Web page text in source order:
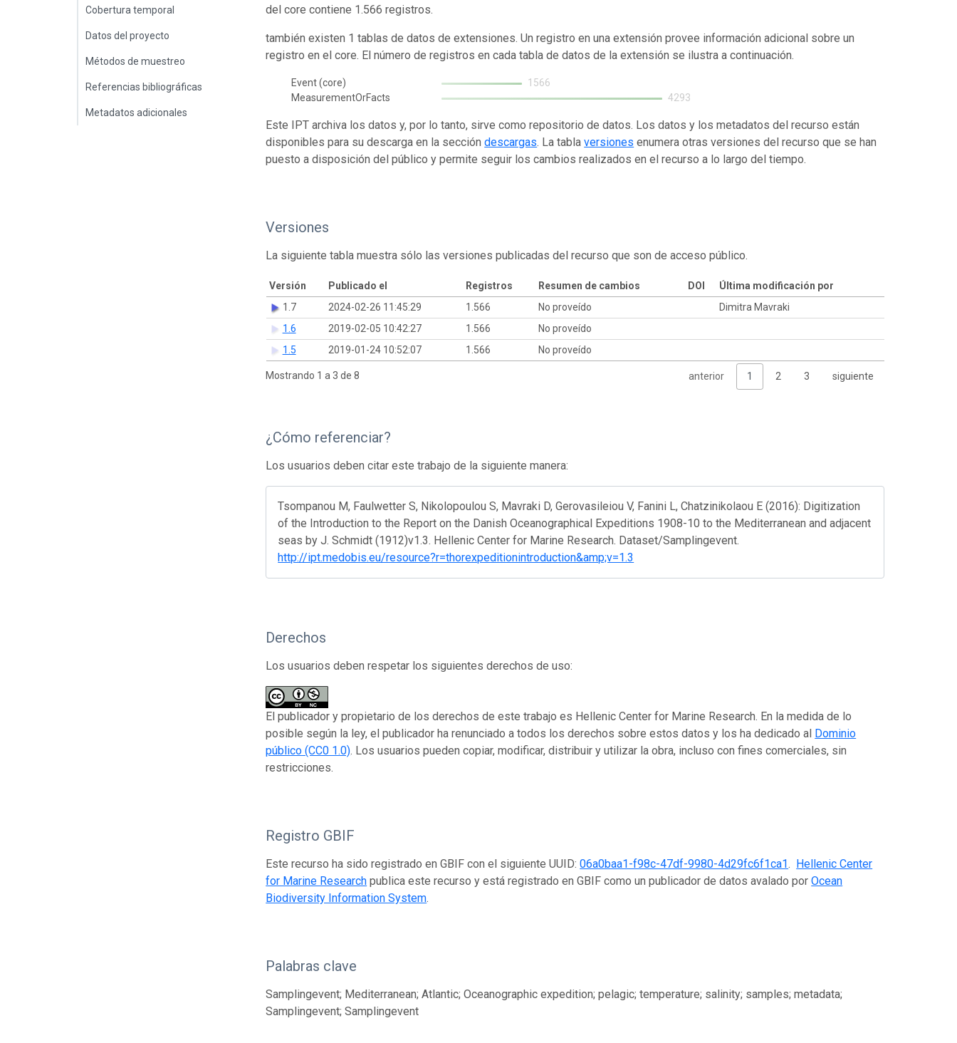
Cobertura temporal
Datos del proyecto
Métodos de muestreo
Referencias bibliográficas
Metadatos adicionales
del core contiene 1.566 registros.
también existen 1 tablas de datos de extensiones. Un registro en una extensión provee información adicional sobre un
registro en el core. El número de registros en cada tabla de datos de la extensión se ilustra a continuación.
Event (core)
1566
MeasurementOrFacts
4293
Este IPT archiva los datos y, por lo tanto, sirve como repositorio de datos. Los datos y los metadatos del recurso están
disponibles para su descarga en la seccióndescargas. La tablaversiones enumera otras versiones del recurso que se han
puesto a disposición del público y permite seguir los cambios realizados en el recurso a lo largo del tiempo.
Versiones
La siguiente tabla muestra sólo las versiones publicadas del recurso que son de acceso público.
Versión Publicado el Registros Resumen de cambios DOI
Última modificación por
1.7
2024-02-26 11:45:29 1.566 No proveído
Dimitra Mavraki
1.6
2019-02-05 10:42:27 1.566
No proveído
1.5
2019-01-24 10:52:07 1.566 No proveído
Mostrando 1 a 3 de 8 anterior 1 2 3 siguiente
¿Cómo referenciar?
Los usuarios deben citar este trabajo de la siguiente manera:
Tsompanou M, Faulwetter S, Nikolopoulou S, Mavraki D, Gerovasileiou V, Fanini L, Chatzinikolaou E (2016): Digitization
of the Introduction to the Report on the Danish Oceanographical Expeditions 1908-10 to the Mediterranean and adjacent
seas by J. Schmidt (1912)v1.3. Hellenic Center for Marine Research. Dataset/Samplingevent.
http://ipt.medobis.eu/resource?r=thorexpeditionintroduction&amp;v=1.3
Derechos
Los usuarios deben respetar los siguientes derechos de uso:
El publicador y propietario de los derechos de este trabajo es Hellenic Center for Marine Research. En la medida de lo
posible según la ley, el publicador ha renunciado a todos los derechos sobre estos datos y los ha dedicado al Dominio
público (CC0 1.0). Los usuarios pueden copiar, modificar, distribuir y utilizar la obra, incluso con fines comerciales, sin
restricciones.
Registro GBIF
Este recurso ha sido registrado en GBIF con el siguiente UUID:06a0baa1-f98c-47df-9980-4d29fc6f1ca1.
Hellenic Center
for Marine Research publica este recurso y está registrado en GBIF como un publicador de datos avalado porOcean
Biodiversity Information System.
Palabras clave
Samplingevent; Mediterranean; Atlantic; Oceanographic expedition; pelagic; temperature; salinity; samples; metadata;
Samplingevent; Samplingevent